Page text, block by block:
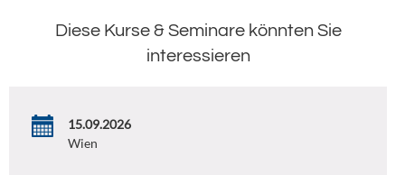
Diese Kurse & Seminare könnten Sie
interessieren
15.09.2026
Wien